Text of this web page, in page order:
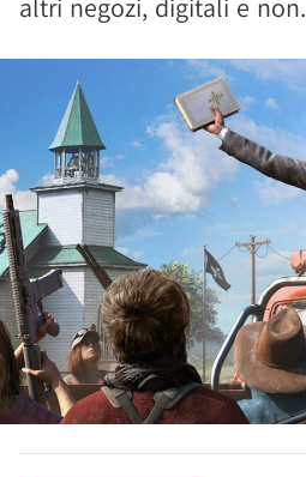
altri negozi, digitali e non.